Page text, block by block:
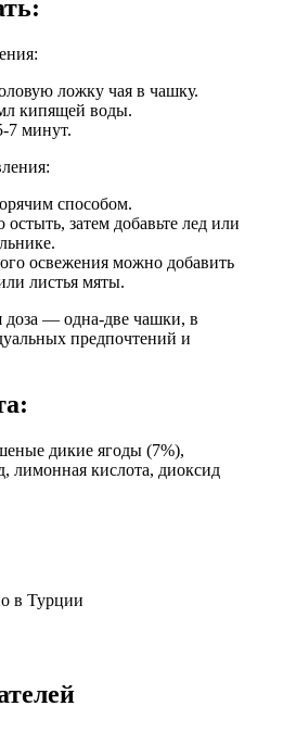
ложку чая в чашку.
кипящей воды.
7 минут.
способом.
затем добавьте лед или
освежения можно добавить
листья мяты.
доза — одна-две чашки, в
предпочтений и
дикие ягоды (7%),
лимонная кислота, диоксид
в Турции